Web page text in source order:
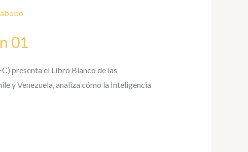
01
presenta el Libro Blanco de las
y Venezuela, analiza cómo la Inteligencia